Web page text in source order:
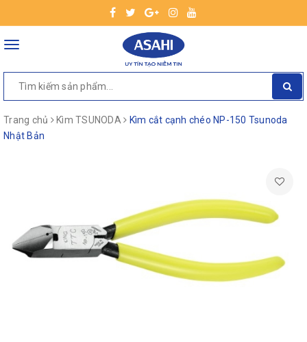
Toggle
Trang chủ Kìm TSUNODA
Kìm cắt cạnh chéo NP-150 Tsunoda
Nhật Bản